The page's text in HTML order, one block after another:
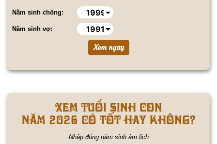
Năm sinh chồng:
Năm sinh vợ:
XEM TUỔI SINH CON
NĂM 2026 CÓ TỐT HAY KHÔNG?
Nhập đúng năm sinh âm lịch